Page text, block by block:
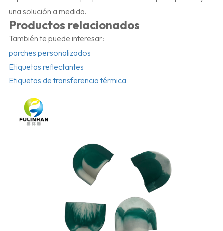
una solución a medida.
Productos relacionados
También te puede interesar:
parches personalizados
Etiquetas reflectantes
Etiquetas de transferencia térmica